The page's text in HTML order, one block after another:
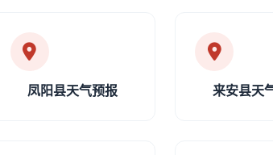
凤阳县天气预报 来安县天